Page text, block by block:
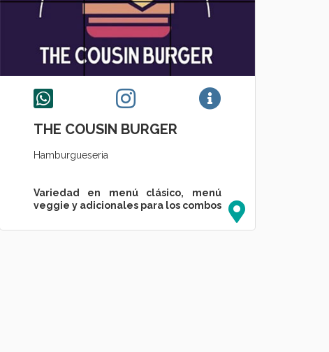
THE COUSIN BURGER
Hamburgueseria
Variedad en menú clásico, menú
veggie y adicionales para los combos